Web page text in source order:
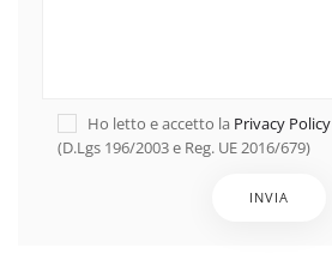
Ho letto e accetto la Privacy Policy
(D.Lgs 196/2003 e Reg. UE 2016/679)